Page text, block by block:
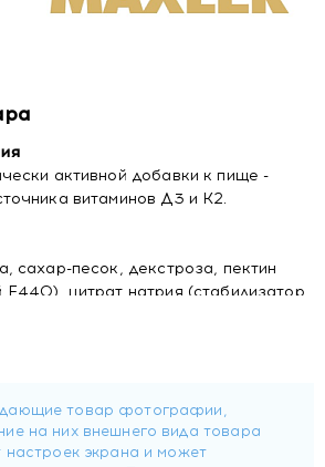
активной добавки к пище -
витаминов Д3 и К2.
сахар-песок, декстроза, пектин
цитрат натрия (стабилизатор
Клубника,
Е330), витамин D3